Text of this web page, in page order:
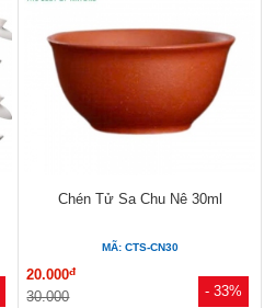
- 33%
Chén Tử Sa Chu Nê 30ml
MÃ: CTS-CN30
20.000đ
30.000